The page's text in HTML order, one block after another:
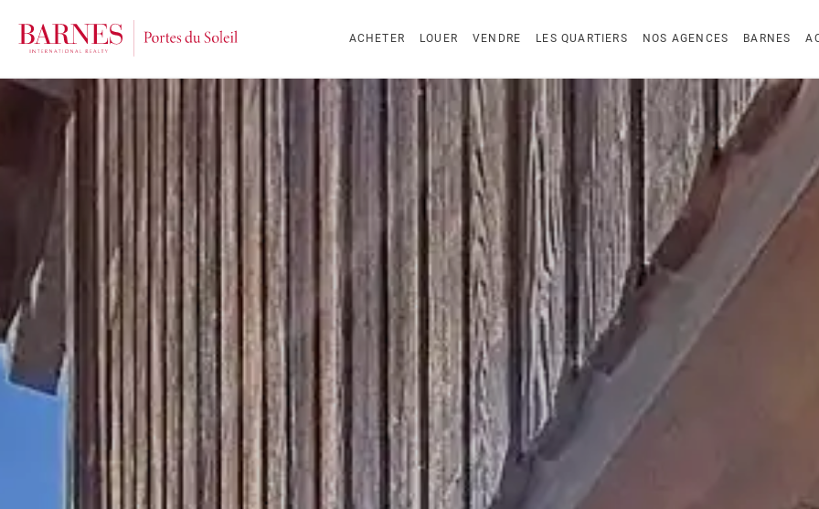
ACHETER LOUER VENDRE LES QUARTIERS NOS AGENCES BARNES